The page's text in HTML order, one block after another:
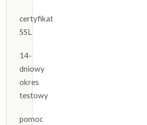
certyfikat
SSL
14-
dniowy
okres
testowy
pomoc